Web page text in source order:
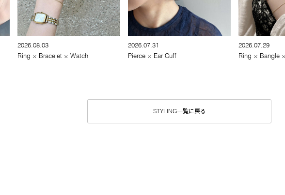
2026.08.03
Ring × Bracelet × Watch
2026.07.31
Pierce × Ear Cuff
2026.07.29
Ring × Bangle
STYLING一覧に戻る